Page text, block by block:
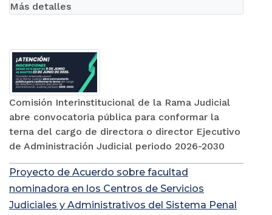
Comisión Interinstitucional de la Rama Judicial
abre convocatoria pública para conformar la
terna del cargo de directora o director Ejecutivo
de Administración Judicial periodo 2026-2030
Más detalles
Proyecto de Acuerdo sobre facultad
nominadora en los Centros de Servicios
Judiciales y Administrativos del Sistema Penal